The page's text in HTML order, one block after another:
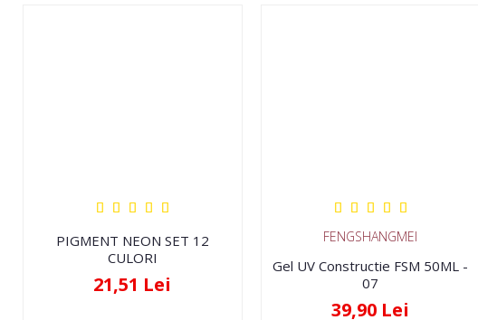
PIGMENT NEON SET 12
CULORI
21,51 Lei
FENGSHANGMEI
Gel UV Constructie FSM 50ML -
07
39,90 Lei